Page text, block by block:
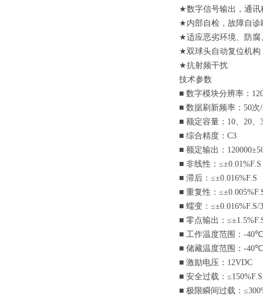
★数字信号输出，通讯
★ 内部自检，故障自诊
★适应恶劣环境、防
★双球头自动复位机构
★抗射频干扰
技术参数
■ 数字模块分辨率：
■ 数据刷新频率： 50次
■ 额定容量： 10 20
■ 综合精度： C3
■ 额定输出：
■ 非线性： ≤±0.01%F.S
■ 滞后： ≤±0.016%F.S
■ 重复性：
■ 蠕变： ≤±0.016%F.S/
■ 零点输出：
■ 工作温度范围： -40℃
■ 储藏温度范围： -40℃
■ 激励电压： 12VDC
■ 安全过载： ≤150%F.S
■ 极限瞬间过载：